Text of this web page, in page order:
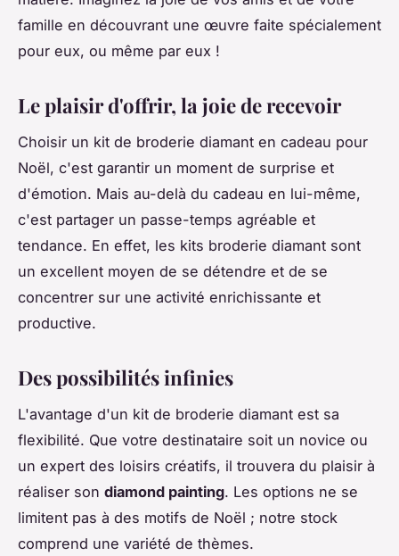
famille en découvrant une œuvre faite spécialement
pour eux, ou même par eux !
Le plaisir d'offrir, la joie de recevoir
Choisir un kit de broderie diamant en cadeau pour
Noël, c'est garantir un moment de surprise et
d'émotion. Mais au-delà du cadeau en lui-même,
c'est partager un passe-temps agréable et
tendance. En effet, les kits broderie diamant sont
un excellent moyen de se détendre et de se
concentrer sur une activité enrichissante et
productive.
Des possibilités infinies
L'avantage d'un kit de broderie diamant est sa
flexibilité. Que votre destinataire soit un novice ou
un expert des loisirs créatifs, il trouvera du plaisir à
réaliser son diamond painting. Les options ne se
limitent pas à des motifs de Noël ; notre stock
comprend une variété de thèmes.